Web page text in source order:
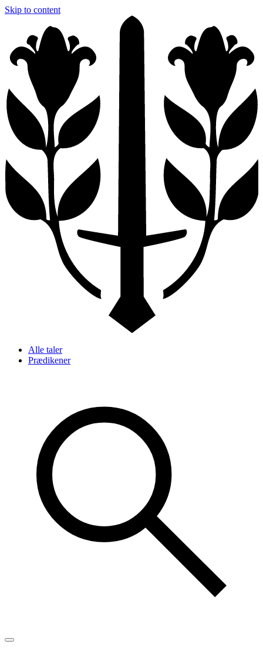
Skip to content
Alle taler
Prædikener